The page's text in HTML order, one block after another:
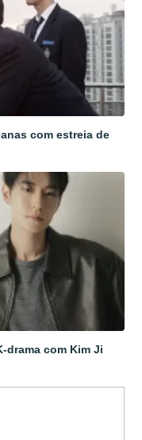
com estreia de
drama com Kim Ji